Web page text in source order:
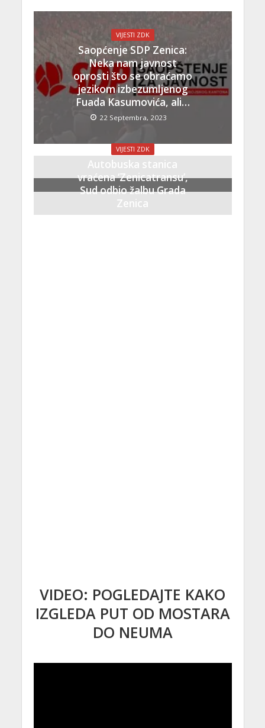
VIJESTI ZDK
Saopćenje SDP Zenica:
Neka nam javnost
oprosti što se obraćamo
jezikom izbezumljenog
Fuada Kasumovića, ali…
22 Septembra, 2023
VIJESTI ZDK
Autobuska stanica
vraćena ‘Zenicatransu’,
Sud odbio žalbu Grada
Zenica
VIDEO: POGLEDAJTE KAKO
IZGLEDA PUT OD MOSTARA
DO NEUMA